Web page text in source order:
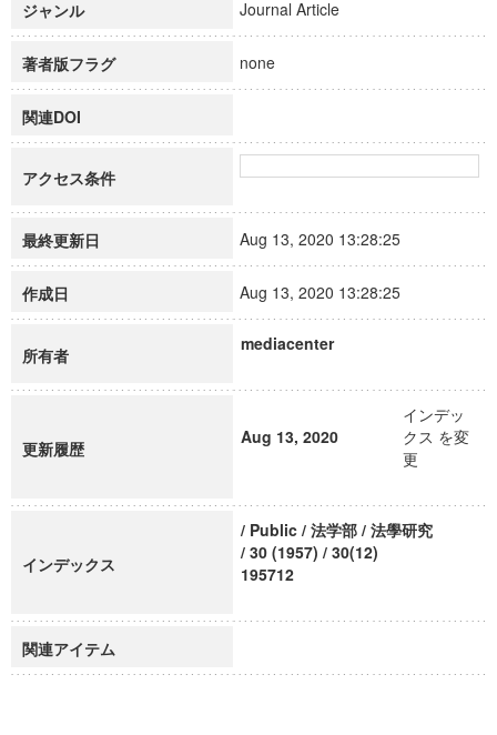
ジャンル Journal Article
著者版フラグ none
関連DOI
アクセス条件
最終更新日 Aug 13, 2020 13:28:25
作成日 Aug 13, 2020 13:28:25
所有者
mediacenter
更新履歴
Aug 13, 2020
インデッ
クス を変
更
インデックス
/ Public / 法学部 / 法學研究
/ 30 (1957) / 30(12)
195712
関連アイテム